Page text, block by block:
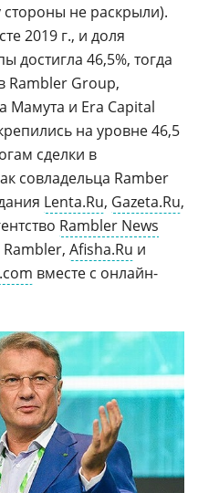
не раскрыли).
2019 г., и доля
достигла 46,5%, тогда
Rambler Group,
Мамута и Era Capital
на уровне 46,5
сделки в
совладельца Ramber
Lenta.Ru, Gazeta.Ru,
Rambler News
Afisha.Ru и
вместе с онлайн-